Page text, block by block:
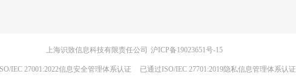
上海识致信息科技有限责任公司 沪ICP备19023651号-15
IEC 27001:2022信息安全管理体系认证 已通过ISO/IEC 27701:2019隐私信息管理体系认证